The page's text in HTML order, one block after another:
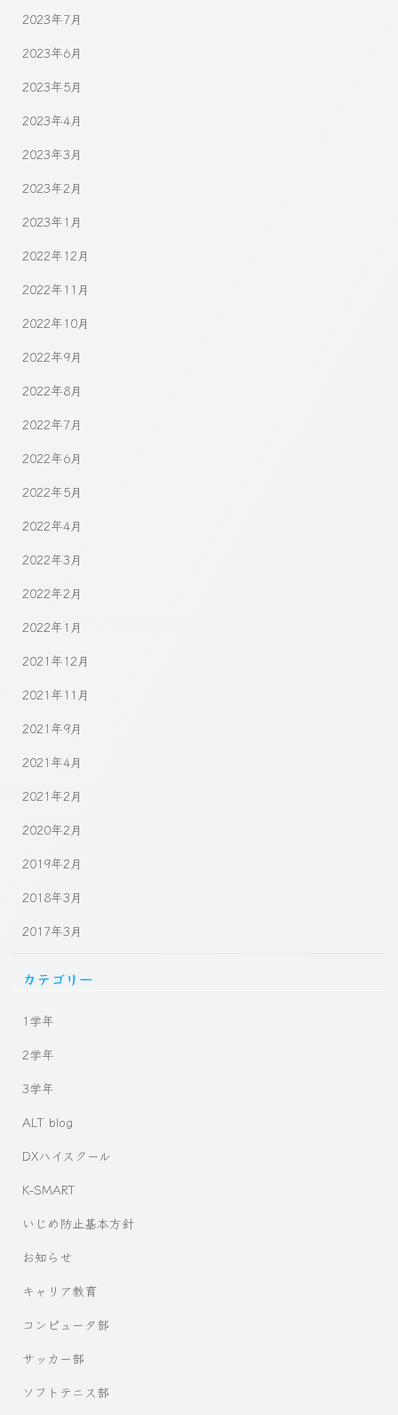
2023年7月
2023年6月
2023年5月
2023年4月
2023年3月
2023年2月
2023年1月
2022年12月
2022年11月
2022年10月
2022年9月
2022年8月
2022年7月
2022年6月
2022年5月
2022年4月
2022年3月
2022年2月
2022年1月
2021年12月
2021年11月
2021年9月
2021年4月
2021年2月
2020年2月
2019年2月
2018年3月
2017年3月
カテゴリー
1学年
2学年
3学年
ALT blog
DXハイスクール
K-SMART
いじめ防止基本方針
お知らせ
キャリア教育
コンピュータ部
サッカー部
ソフトテニス部